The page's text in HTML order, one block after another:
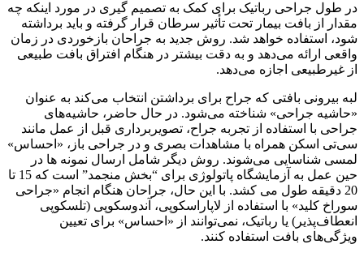
در طول جراحی رباتیک برای کمک به تصمیم گیری در مورد اینکه چه
مقدار از بافت بیمار تحت تأثیر سرطان قرار گرفته و باید برداشته
شود، استفاده خواهد شد. روش جدید به جراحان بازخوردی در زمان
واقعی ارائه می‌دهد و به دقت بیشتر در هنگام افتراق بافت طبیعی
از غیرطبیعی اجازه می‌دهد.
لبه بیرونی بافتی که جراح برای برداشتن انتخاب می‌کند به عنوان
«حاشیه جراحی» شناخته می‌شود. در حال حاضر، حاشیه‌های
جراحی با استفاده از تجربه جراح، تصویربرداری قبل از عمل مانند
سی‌تی اسکن همراه با مشاهدات بصری و در جراحی باز، «احساس»
لمسی شناسایی می‌شوند. روش دیگر شامل ارسال نمونه ها در
حین عمل به آزمایشگاه پاتولوژی برای “بخش منجمد” است که 15 تا
20 دقیقه طول می کشد. با این حال، جراحان هنگام انجام «جراحی
سوراخ کلید» با استفاده از لاپاراسکوپی، آندوسکوپی (تلسکوپی
انعطاف‌پذیر) یا رباتیک، نمی‌توانند از «احساس» برای تعیین
ویژگی‌های بافت استفاده کنند.